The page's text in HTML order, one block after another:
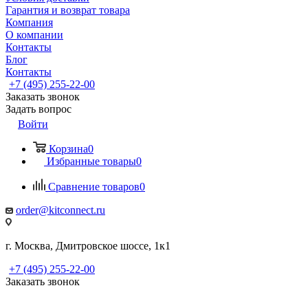
Гарантия и возврат товара
Компания
О компании
Контакты
Блог
Контакты
+7 (495) 255-22-00
Заказать звонок
Задать вопрос
Войти
Корзина0
Избранные товары0
Сравнение товаров0
order@kitconnect.ru
г. Москва, Дмитровское шоссе, 1к1
+7 (495) 255-22-00
Заказать звонок